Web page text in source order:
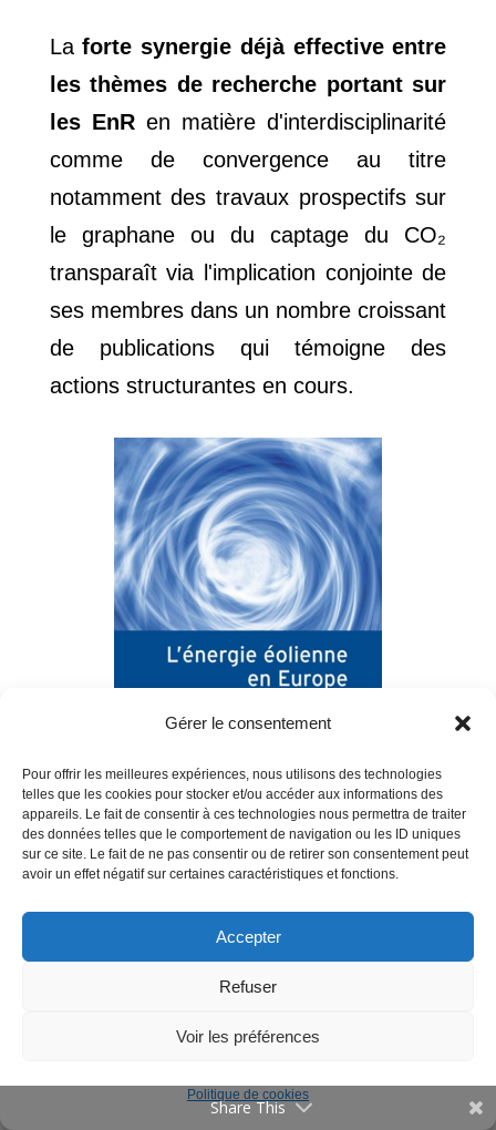
Gérer le consentement
Pour offrir les meilleures expériences, nous utilisons des technologies
telles que les cookies pour stocker et/ou accéder aux informations des
appareils. Le fait de consentir à ces technologies nous permettra de traiter
des données telles que le comportement de navigation ou les ID uniques
sur ce site. Le fait de ne pas consentir ou de retirer son consentement peut
avoir un effet négatif sur certaines caractéristiques et fonctions.
Accepter
Refuser
Voir les préférences
Politique de cookies
Laforte synergie déjà effective entre
les thèmes de recherche portant sur
les EnRen matière d'interdisciplinarité
comme de convergence au titre
notamment des travaux prospectifs sur
le graphane ou du captage du CO₂
transparaît via l'implication conjointe de
ses membres dans un nombre croissant
de publications qui témoigne des
actions structurantes en cours.
significatives
LSPM - CNRS
Bâtiments L1/L2
99 av. Jean-Baptiste Clément
93430 Villetaneuse
Le laboratoire
Recherche
Communications
Offres d’emploi
Publications
Vulgarisation
Evènements
Contact
Share This